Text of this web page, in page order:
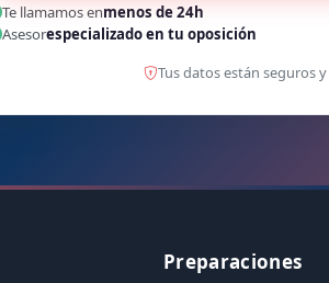
Te llamamos enmenos de 24h
Asesorespecializado en tu oposición
Tus datos están seguros
Preparaciones